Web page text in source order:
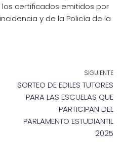
certificados emitidos por
y de la Policía de la
SIGUIENTE
SORTEO DE EDILES TUTORES
PARA LAS ESCUELAS QUE
PARTICIPAN DEL
PARLAMENTO ESTUDIANTIL
2025